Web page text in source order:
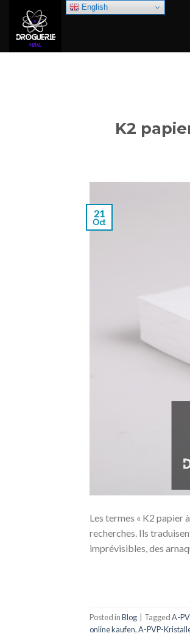
content
K2
21
Oct
Les termes « K2 papier
recherches. Ils
imprévisibles, des
Posted inBlog TaggedA-
online kaufen,A-PVP-
English